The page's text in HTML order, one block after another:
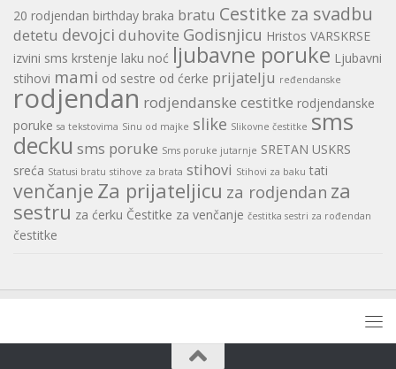
20 rodjendan birthday braka bratu Cestitke za svadbu
detetu devojci duhovite Godisnjicu Hristos VARSKRSE
izvini sms krstenje laku noć ljubavne poruke Ljubavni
stihovi mami od sestre od ćerke prijatelju ređendanske
rodjendan rodjendanske cestitke rodjendanske
poruke sa tekstovima Sinu od majke slike Slikovne čestitke sms
decku sms poruke Sms poruke jutarnje SRETAN USKRS
sreća Statusi bratu stihove za brata stihovi Stihovi za baku tati
venčanje Za prijateljicu za rodjendan za
sestru za ćerku Čestitke za venčanje čestitka sestri za rođendan
čestitke